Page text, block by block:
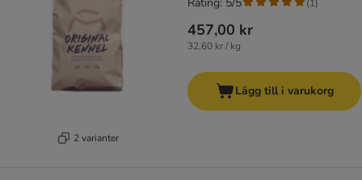
2 varianter
457,00 kr
32,60 kr / kg
(1)
Lägg till i varukorg